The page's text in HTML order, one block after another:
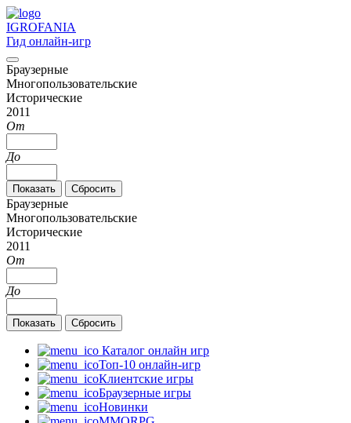
IGROFANIA
Гид онлайн-игр
Браузерные
Многопользовательские
Исторические
2011
От
До
Браузерные
Многопользовательские
Исторические
2011
От
До
Каталог онлайн игр
Топ-10 онлайн-игр
Клиентские игры
Браузерные игры
Новинки